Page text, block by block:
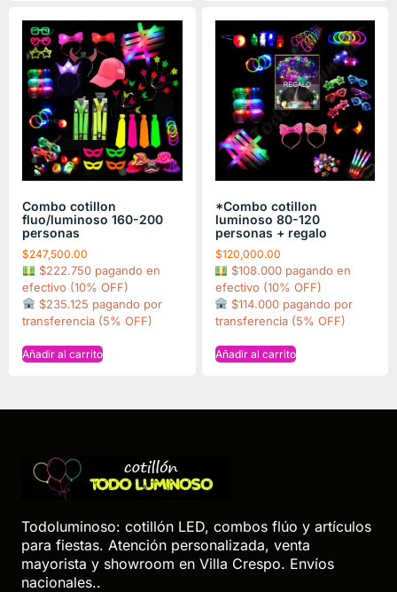
Combo cotillon
fluo/luminoso 160-200
personas
$247,500.00
$222.750 pagando en
efectivo (10% OFF)
$235.125 pagando por
transferencia (5% OFF)
Añadir al carrito
*Combo cotillon
luminoso 80-120
personas + regalo
$120,000.00
$108.000 pagando en
efectivo (10% OFF)
$114.000 pagando por
transferencia (5% OFF)
Añadir al carrito
Todoluminoso: cotillón LED, combos flúo y artículos
para fiestas. Atención personalizada, venta
mayorista y showroom en Villa Crespo. Envíos
nacionales..